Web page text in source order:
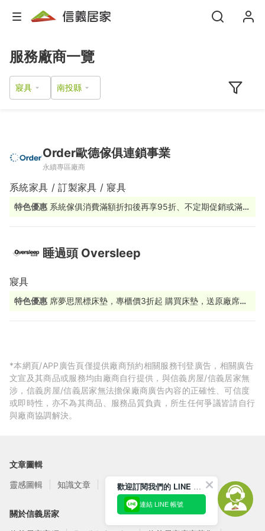
服務廠商一覽
寢具
Order歐德傢俱連鎖事業
永續專區廠商
系統家具 / 訂製家具 / 寢具
特色優惠 系統傢俱消費滿額折扣後再享95折、不定期促銷或滿額
睡過頭 Oversleep
寢具
特色優惠 席夢思黑標床墊，專櫃價3折起 購買床墊，送原廠席夢
*本網頁/APP廣告頁僅提供廠商預約相關服務刊登廣告，相關廣告
文宣及其商品或服務均由廠商自行提供，與信義房屋/信義居家無
涉，信義房屋/信義居家無法擔保廠商廣告內容的正確性、可信度
或即時性，亦不為其商品、服務品質負責，所生任何爭議皆請自行
與廠商協調解決。
文章圖輯
靈感圖輯
知識文章 訂閱電子報
關於信義居家
歡迎訂閱我們的 LINE 官方帳號
連結 LINE 帳號